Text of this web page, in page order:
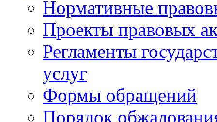
Нормативные
Проекты правовых
Регламенты
услуг
Формы обращений
Порядок